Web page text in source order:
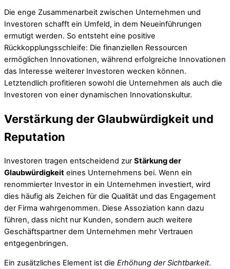
Die enge Zusammenarbeit zwischen Unternehmen und
Investoren schafft ein Umfeld, in dem Neueinführungen
ermutigt werden. So entsteht eine positive
Rückkopplungsschleife: Die finanziellen Ressourcen
ermöglichen Innovationen, während erfolgreiche Innovationen
das Interesse weiterer Investoren wecken können.
Letztendlich profitieren sowohl die Unternehmen als auch die
Investoren von einer dynamischen Innovationskultur.
Verstärkung der Glaubwürdigkeit und
Reputation
Investoren tragen entscheidend zur Stärkung der
Glaubwürdigkeit eines Unternehmens bei. Wenn ein
renommierter Investor in ein Unternehmen investiert, wird
dies häufig als Zeichen für die Qualität und das Engagement
der Firma wahrgenommen. Diese Assoziation kann dazu
führen, dass nicht nur Kunden, sondern auch weitere
Geschäftspartner dem Unternehmen mehr Vertrauen
entgegenbringen.
Ein zusätzliches Element ist die Erhöhung der Sichtbarkeit.